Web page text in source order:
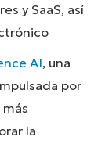
y SaaS, así
AI, una
por
la